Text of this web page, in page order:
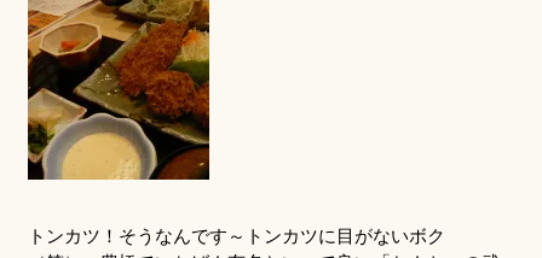
トンカツ！そうなんです～トンカツに目がないボク